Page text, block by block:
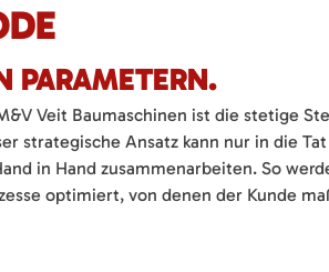
PARAMETERN.
Veit Baumaschinen ist die stetige
strategische Ansatz kann nur in die
in Hand zusammenarbeiten. So
optimiert, von denen der Kunde